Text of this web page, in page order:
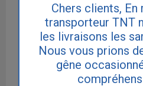
10.1 €
AJOUTER AU
Chers clients,
transporteur TNT
les livraisons les
Nous vous prions
gêne